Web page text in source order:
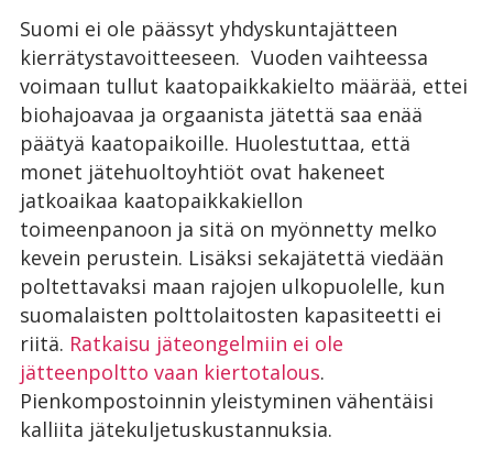
Suomi ei ole päässyt yhdyskuntajätteen
kierrätystavoitteeseen. Vuoden vaihteessa
voimaan tullut kaatopaikkakielto määrää, ettei
biohajoavaa ja orgaanista jätettä saa enää
päätyä kaatopaikoille. Huolestuttaa, että
monet jätehuoltoyhtiöt ovat hakeneet
jatkoaikaa kaatopaikkakiellon
toimeenpanoon ja sitä on myönnetty melko
kevein perustein. Lisäksi sekajätettä viedään
poltettavaksi maan rajojen ulkopuolelle, kun
suomalaisten polttolaitosten kapasiteetti ei
riitä. Ratkaisu jäteongelmiin ei ole
jätteenpoltto vaan kiertotalous.
Pienkompostoinnin yleistyminen vähentäisi
kalliita jätekuljetuskustannuksia.